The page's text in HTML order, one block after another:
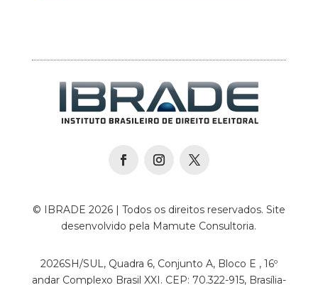
© IBRADE 2026 | Todos os direitos reservados. Site
desenvolvido pela Mamute Consultoria.
2026SH/SUL, Quadra 6, Conjunto A, Bloco E , 16º
andar Complexo Brasil XXI. CEP: 70.322-915, Brasília-